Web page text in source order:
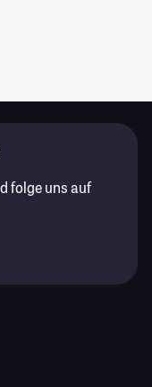
folge uns auf